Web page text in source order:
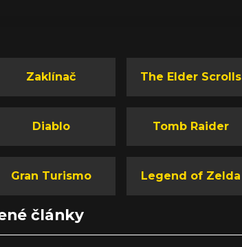
Zaklínač The Elder Scrolls
Diablo Tomb Raider
Gran Turismo Legend of Zelda
články